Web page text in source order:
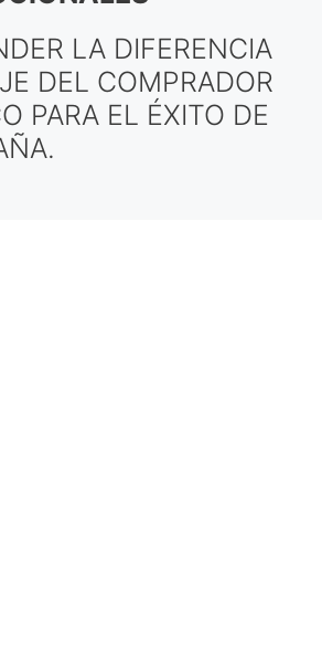
LA DIFERENCIA
DEL COMPRADOR
PARA EL ÉXITO DE